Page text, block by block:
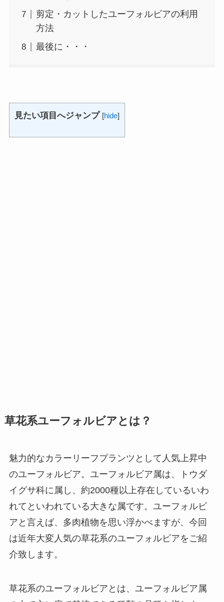
剪定・カットしたユーフォルビアの利用
方法
最後に・・・
見たい項目へジャンプ [hide]
草花系ユーフォルビアとは？
魅力的なカラーリーフプランツとして人気上昇中
のユーフォルビア。ユーフォルビア属は、トウダ
イグサ科に属し、約2000種以上存在しているいわ
れてといわれている大きな属です。ユーフォルビ
アと言えば、多肉植物を思い浮かべますが、今回
は近年大変人気の草花系のユーフォルビアをご紹
介致します。
草花系のユーフォルビアとは、ユーフォルビア属